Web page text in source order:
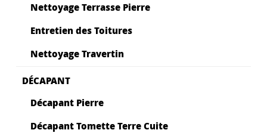
Nettoyage Terrasse Pierre
Entretien des Toitures
Nettoyage Travertin
DÉCAPANT
Décapant Pierre
Décapant Tomette Terre Cuite